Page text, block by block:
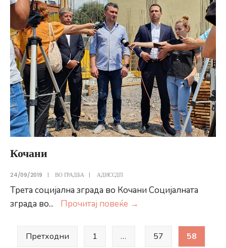
Кочани
24/09/2019 | ВО ГРАДБА | АДИССДП
Трета социјална зграда во Кочани Социјалната
зграда во... Прочитај повеќе →
pagination
Претходни 1 … 57 58